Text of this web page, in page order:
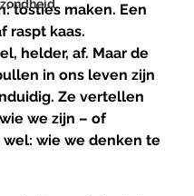
tosties maken. Een
raspt kaas.
helder, af. Maar de
in ons leven zijn
Ze vertellen
we zijn – of
wel: wie we denken te